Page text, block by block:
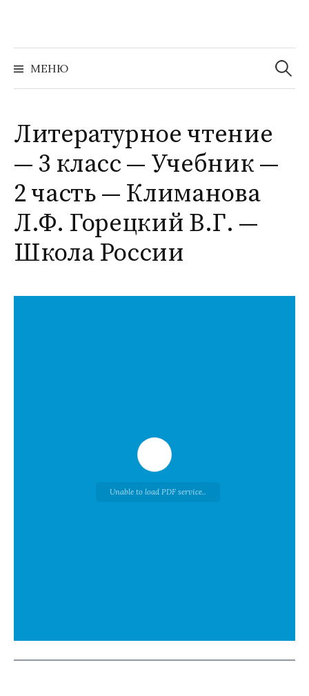
содержимому
МЕНЮ
Найти:
Литературное чтение
— 3 класс — Учебник —
2 часть — Климанова
Л.Ф. Горецкий В.Г. —
Школа России
Unable to load PDF service..